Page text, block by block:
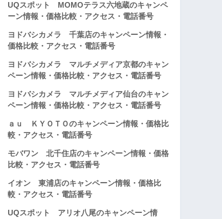
UQスポット MOMOテラス六地蔵のキャンペ
ーン情報・価格比較・アクセス・電話番号
ヨドバシカメラ 千葉店のキャンペーン情報・
価格比較・アクセス・電話番号
ヨドバシカメラ マルチメディア京都のキャン
ペーン情報・価格比較・アクセス・電話番号
ヨドバシカメラ マルチメディア仙台のキャン
ペーン情報・価格比較・アクセス・電話番号
ａｕ ＫＹＯＴＯのキャンペーン情報・価格比
較・アクセス・電話番号
モバワン 北千住店のキャンペーン情報・価格
比較・アクセス・電話番号
イオン 東浦店のキャンペーン情報・価格比
較・アクセス・電話番号
UQスポット アリオ八尾のキャンペーン情